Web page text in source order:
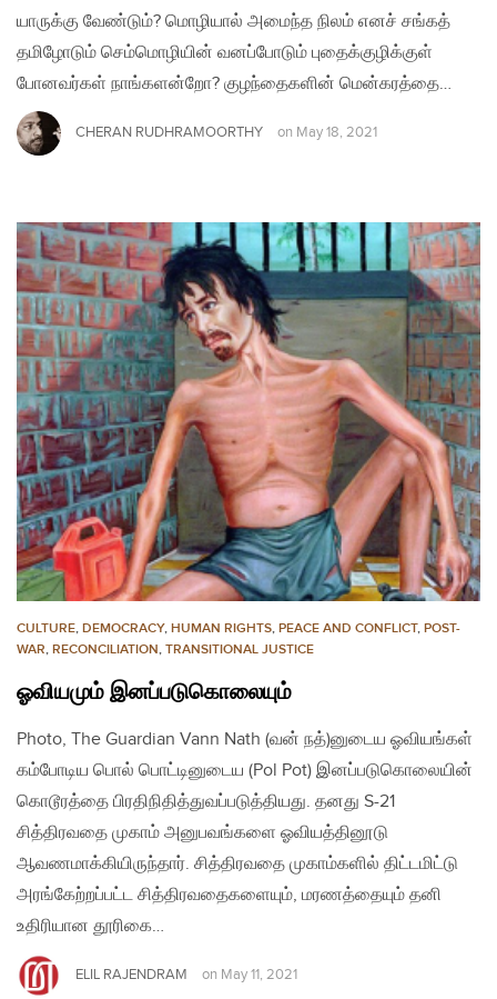
யாருக்கு வேண்டும்? மொழியால் அமைந்த நிலம் எனச் சங்கத்
தமிழோடும் செம்மொழியின் வனப்போடும் புதைக்குழிக்குள்
போனவர்கள் நாங்களன்றோ? குழந்தைகளின் மென்கரத்தை…
CHERAN RUDHRAMOORTHY on May 18, 2021
CULTURE, DEMOCRACY, HUMAN RIGHTS, PEACE AND CONFLICT, POST-
WAR, RECONCILIATION, TRANSITIONAL JUSTICE
ஓவியமும் இனப்படுகொலையும்
Photo, The Guardian Vann Nath (வன் நத்)னுடைய ஓவியங்கள்
கம்போடிய பொல் பொட்டினுடைய (Pol Pot) இனப்படுகொலையின்
கொடூரத்தை பிரதிநிதித்துவப்படுத்தியது. தனது S-21
சித்திரவதை முகாம் அனுபவங்களை ஓவியத்தினூடு
ஆவணமாக்கியிருந்தார். சித்திரவதை முகாம்களில் திட்டமிட்டு
அரங்கேற்றப்பட்ட சித்திரவதைகளையும், மரணத்தையும் தனி
உதிரியான தூரிகை…
ELIL RAJENDRAM on May 11, 2021